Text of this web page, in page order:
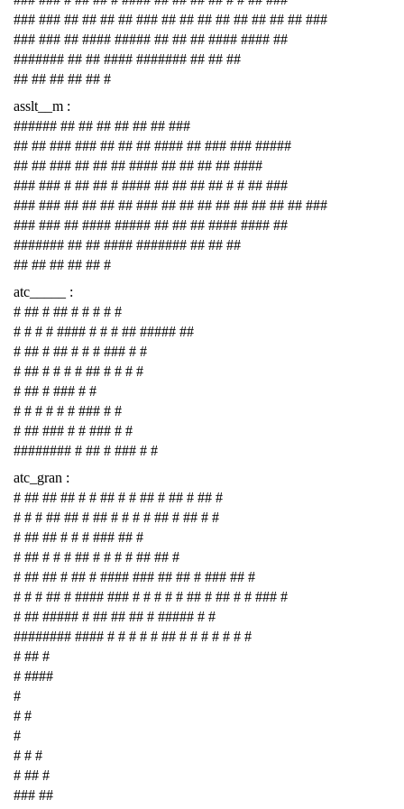
### ### ## ## ## ## ### ## ## ## ## ## ## ## ## ###
### ### ## #### ##### ## ## ## #### #### ##
####### ## ## #### ####### ## ## ##
## ## ## ## ## #
asslt__m :
###### ## ## ## ## ## ## ###
## ## ### ### ## ## ## #### ## ### ### #####
## ## ### ## ## ## #### ## ## ## ## ####
### ### # ## ## # #### ## ## ## ## # # ## ###
### ### ## ## ## ## ### ## ## ## ## ## ## ## ## ###
### ### ## #### ##### ## ## ## #### #### ##
####### ## ## #### ####### ## ## ##
## ## ## ## ## #
atc_____ :
# ## # ## # # # # #
# # # # #### # # # ## ##### ##
# ## # ## # # # ### # #
# ## # # # # ## # # # #
# ## # ### # #
# # # # # # ### # #
# ## ### # # ### # #
######## # ## # ### # #
atc_gran :
# ## ## ## # # ## # # ## # ## # ## #
# # # ## ## # ## # # # # ## # ## # #
# ## ## # # # ### ## #
# ## # # # ## # # # # ## ## #
# ## ## # ## # #### ### ## ## # ### ## #
# # # ## # #### ### # # # # # ## # ## # # ### #
# ## ##### # ## ## ## # ##### # #
######## #### # # # # # ## # # # # # # #
# ## #
# ####
#
# #
#
# # #
# ## #
### ##